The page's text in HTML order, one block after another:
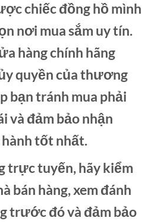
chiếc đồng hồ mình
nơi mua sắm uy tín.
hàng chính hãng
quyền của thương
bạn tránh mua phải
và đảm bảo nhận
tốt nhất.
trực tuyến, hãy kiểm
bán hàng, xem đánh
trước đó và đảm bảo